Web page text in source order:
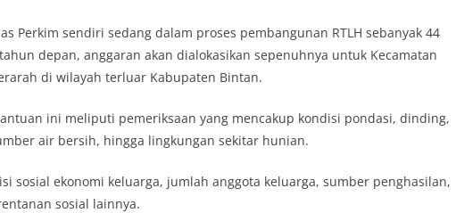
Perkim sendiri sedang dalam proses pembangunan RTLH sebanyak 44
depan, anggaran akan dialokasikan sepenuhnya untuk Kecamatan
di wilayah terluar Kabupaten Bintan.
ini meliputi pemeriksaan yang mencakup kondisi pondasi, dinding,
air bersih, hingga lingkungan sekitar hunian.
sosial ekonomi keluarga, jumlah anggota keluarga, sumber penghasilan,
sosial lainnya.